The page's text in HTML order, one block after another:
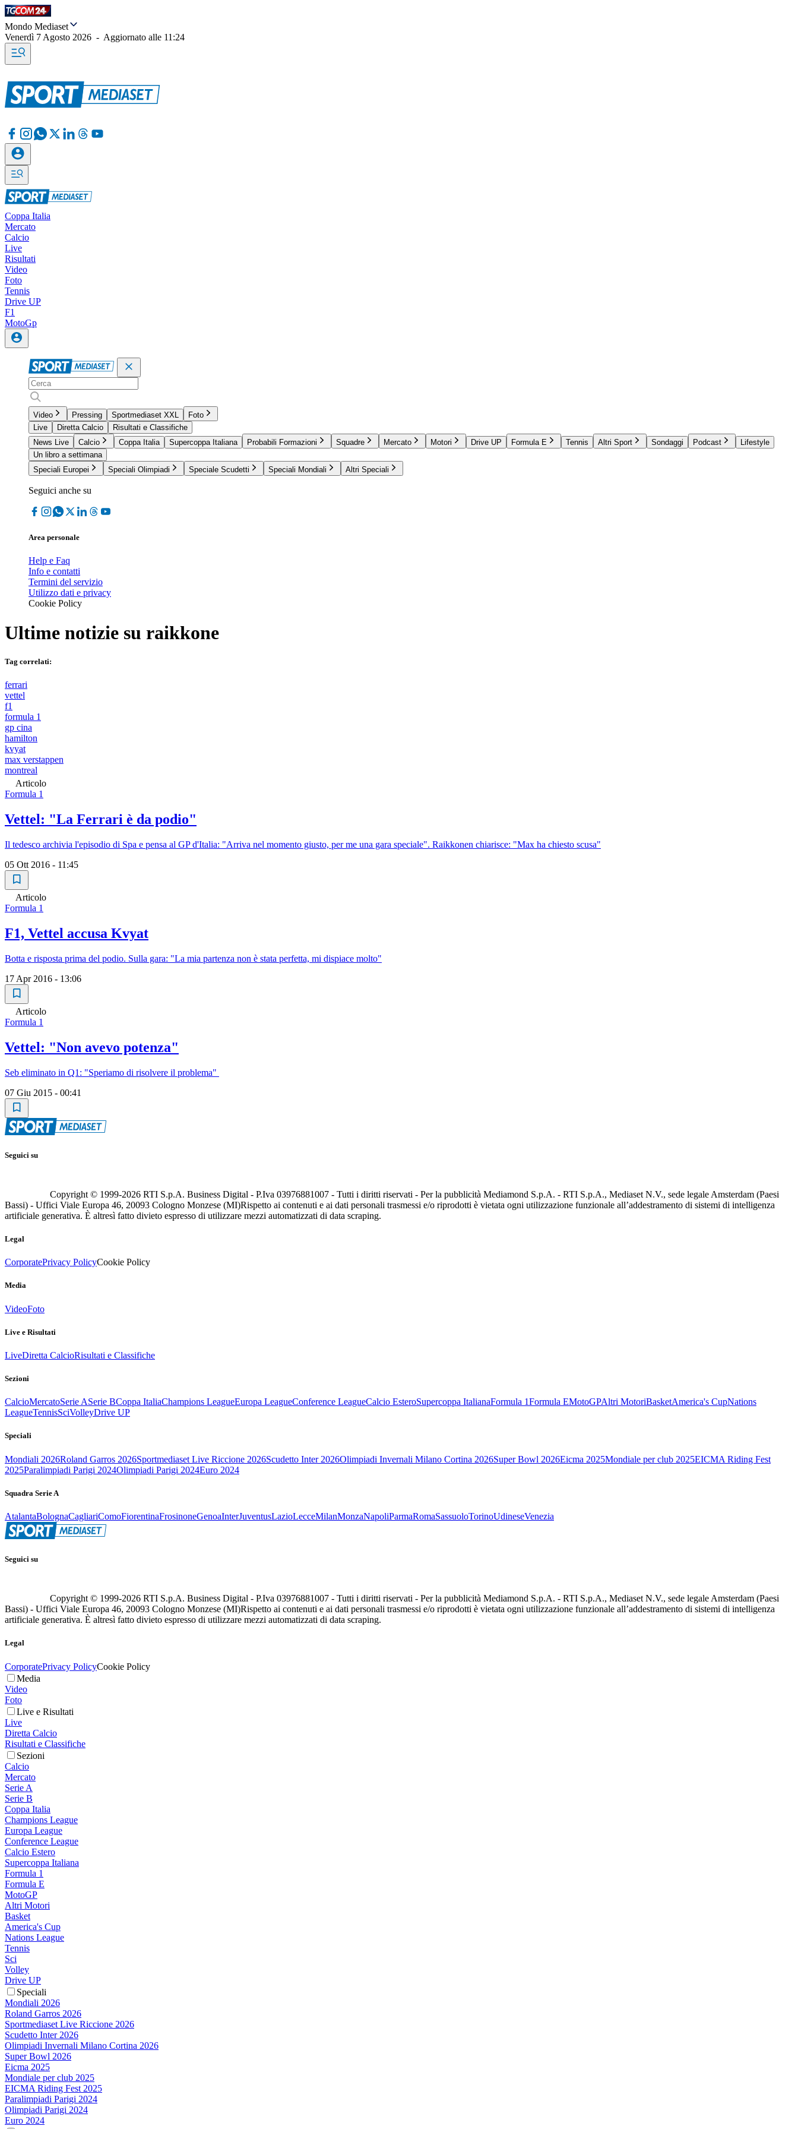
Mondo Mediaset
Venerdì 7 Agosto 2026 - Aggiornato alle 11:24
Coppa Italia
Mercato
Calcio
Live
Risultati
Video
Foto
Tennis
Drive UP
F1
MotoGp
Video Pressing Sportmediaset XXL
Foto
Live
Diretta Calcio
Risultati e Classifiche
News Live
Calcio Coppa Italia Supercoppa Italiana Probabili Formazioni Squadre Mercato Motori Drive UP Formula E Tennis Altri Sport Sondaggi Podcast
Lifestyle
Un libro a settimana
Speciali Europei
Speciali Olimpiadi Speciale Scudetti Speciali Mondiali Altri Speciali
Seguici anche su
Area personale
Help e Faq
Info e contatti
Termini del servizio
Utilizzo dati e privacy
Cookie Policy
Ultime notizie su raikkone
Tag correlati:
ferrari
vettel
f1
formula 1
gp cina
hamilton
kvyat
max verstappen
montreal
Articolo
Formula 1
Vettel: "La Ferrari è da podio"
Il tedesco archivia l'episodio di Spa e pensa al GP d'Italia: "Arriva nel momento giusto, per me una gara speciale". Raikkonen chiarisce: "Max ha chiesto scusa"
05 Ott 2016 - 11:45
Articolo
Formula 1
F1, Vettel accusa Kvyat
Botta e risposta prima del podio. Sulla gara: "La mia partenza non è stata perfetta, mi dispiace molto"
17 Apr 2016 - 13:06
Articolo
Formula 1
Vettel: "Non avevo potenza"
Seb eliminato in Q1: "Speriamo di risolvere il problema"
07 Giu 2015 - 00:41
Seguici su
Copyright © 1999-2026 RTI S.p.A. Business Digital - P.Iva 03976881007 - Tutti i diritti riservati - Per la pubblicità Mediamond S.p.A. - RTI S.p.A., Mediaset N.V., sede legale Amsterdam (Paesi
Bassi) - Uffici Viale Europa 46, 20093 Cologno Monzese (MI)Rispetto ai contenuti e ai dati personali trasmessi e/o riprodotti è vietata ogni utilizzazione funzionale all’addestramento di sistemi di intelligenza
artificiale generativa. È altresì fatto divieto espresso di utilizzare mezzi automatizzati di data scraping.
Legal
CorporatePrivacy PolicyCookie Policy
Media
VideoFoto
Live e Risultati
LiveDiretta CalcioRisultati e Classifiche
Sezioni
CalcioMercatoSerie ASerie BCoppa ItaliaChampions LeagueEuropa LeagueConference LeagueCalcio EsteroSupercoppa ItalianaFormula 1Formula EMotoGPAltri MotoriBasketAmerica's CupNations
LeagueTennisSciVolleyDrive UP
Speciali
Mondiali 2026Roland Garros 2026Sportmediaset Live Riccione 2026Scudetto Inter 2026Olimpiadi Invernali Milano Cortina 2026Super Bowl 2026Eicma 2025Mondiale per club 2025EICMA Riding Fest
2025Paralimpiadi Parigi 2024Olimpiadi Parigi 2024Euro 2024
Squadra Serie A
AtalantaBolognaCagliariComoFiorentinaFrosinoneGenoaInterJuventusLazioLecceMilanMonzaNapoliParmaRomaSassuoloTorinoUdineseVenezia
Seguici su
Copyright © 1999-2026 RTI S.p.A. Business Digital - P.Iva 03976881007 - Tutti i diritti riservati - Per la pubblicità Mediamond S.p.A. - RTI S.p.A., Mediaset N.V., sede legale Amsterdam (Paesi
Bassi) - Uffici Viale Europa 46, 20093 Cologno Monzese (MI)Rispetto ai contenuti e ai dati personali trasmessi e/o riprodotti è vietata ogni utilizzazione funzionale all’addestramento di sistemi di intelligenza
artificiale generativa. È altresì fatto divieto espresso di utilizzare mezzi automatizzati di data scraping.
Legal
CorporatePrivacy PolicyCookie Policy
Media
Video
Foto
Live e Risultati
Live
Diretta Calcio
Risultati e Classifiche
Sezioni
Calcio
Mercato
Serie A
Serie B
Coppa Italia
Champions League
Europa League
Conference League
Calcio Estero
Supercoppa Italiana
Formula 1
Formula E
MotoGP
Altri Motori
Basket
America's Cup
Nations League
Tennis
Sci
Volley
Drive UP
Speciali
Mondiali 2026
Roland Garros 2026
Sportmediaset Live Riccione 2026
Scudetto Inter 2026
Olimpiadi Invernali Milano Cortina 2026
Super Bowl 2026
Eicma 2025
Mondiale per club 2025
EICMA Riding Fest 2025
Paralimpiadi Parigi 2024
Olimpiadi Parigi 2024
Euro 2024